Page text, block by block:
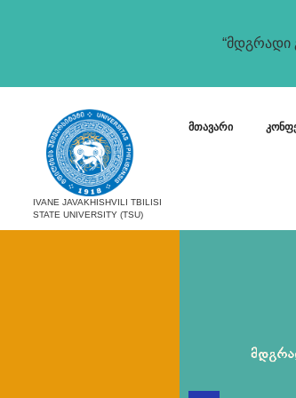
“მდგრადი
IVANE JAVAKHISHVILI TBILISI
STATE UNIVERSITY (TSU)
მთავარი